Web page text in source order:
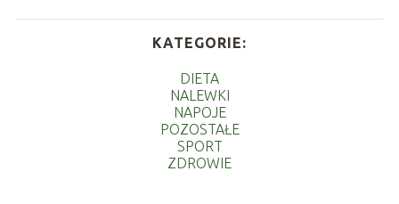
KATEGORIE:
DIETA
NALEWKI
NAPOJE
POZOSTAŁE
SPORT
ZDROWIE